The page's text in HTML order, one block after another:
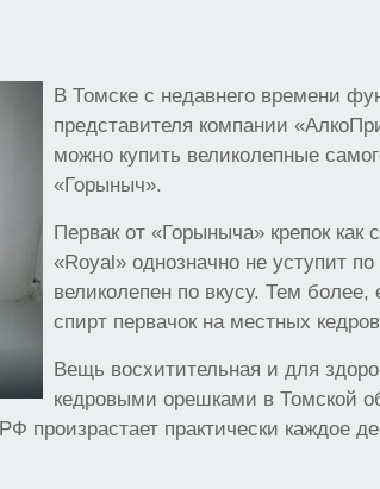
В Томске с недавнего времени
представителя компании
можно купить великолепные
«Горыныч».
Первак от «Горыныча» крепок как
«Royal» однозначно не уступит
великолепен по вкусу. Тем
спирт первачок на местных
Вещь восхитительная и для
кедровыми орешками в Томской
произрастает практически каждое